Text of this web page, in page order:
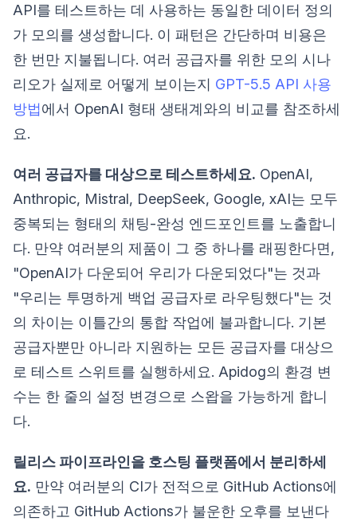
API를 테스트하는 데 사용하는 동일한 데이터 정의
가 모의를 생성합니다. 이 패턴은 간단하며 비용은
한 번만 지불됩니다. 여러 공급자를 위한 모의 시나
리오가 실제로 어떻게 보이는지 GPT-5.5 API 사용
방법에서 OpenAI 형태 생태계와의 비교를 참조하세
요.
여러 공급자를 대상으로 테스트하세요. OpenAI,
Anthropic, Mistral, DeepSeek, Google, xAI는 모두
중복되는 형태의 채팅-완성 엔드포인트를 노출합니
다. 만약 여러분의 제품이 그 중 하나를 래핑한다면,
"OpenAI가 다운되어 우리가 다운되었다"는 것과
"우리는 투명하게 백업 공급자로 라우팅했다"는 것
의 차이는 이틀간의 통합 작업에 불과합니다. 기본
공급자뿐만 아니라 지원하는 모든 공급자를 대상으
로 테스트 스위트를 실행하세요. Apidog의 환경 변
수는 한 줄의 설정 변경으로 스왑을 가능하게 합니
다.
릴리스 파이프라인을 호스팅 플랫폼에서 분리하세
요. 만약 여러분의 CI가 전적으로 GitHub Actions에
의존하고 GitHub Actions가 불운한 오후를 보낸다